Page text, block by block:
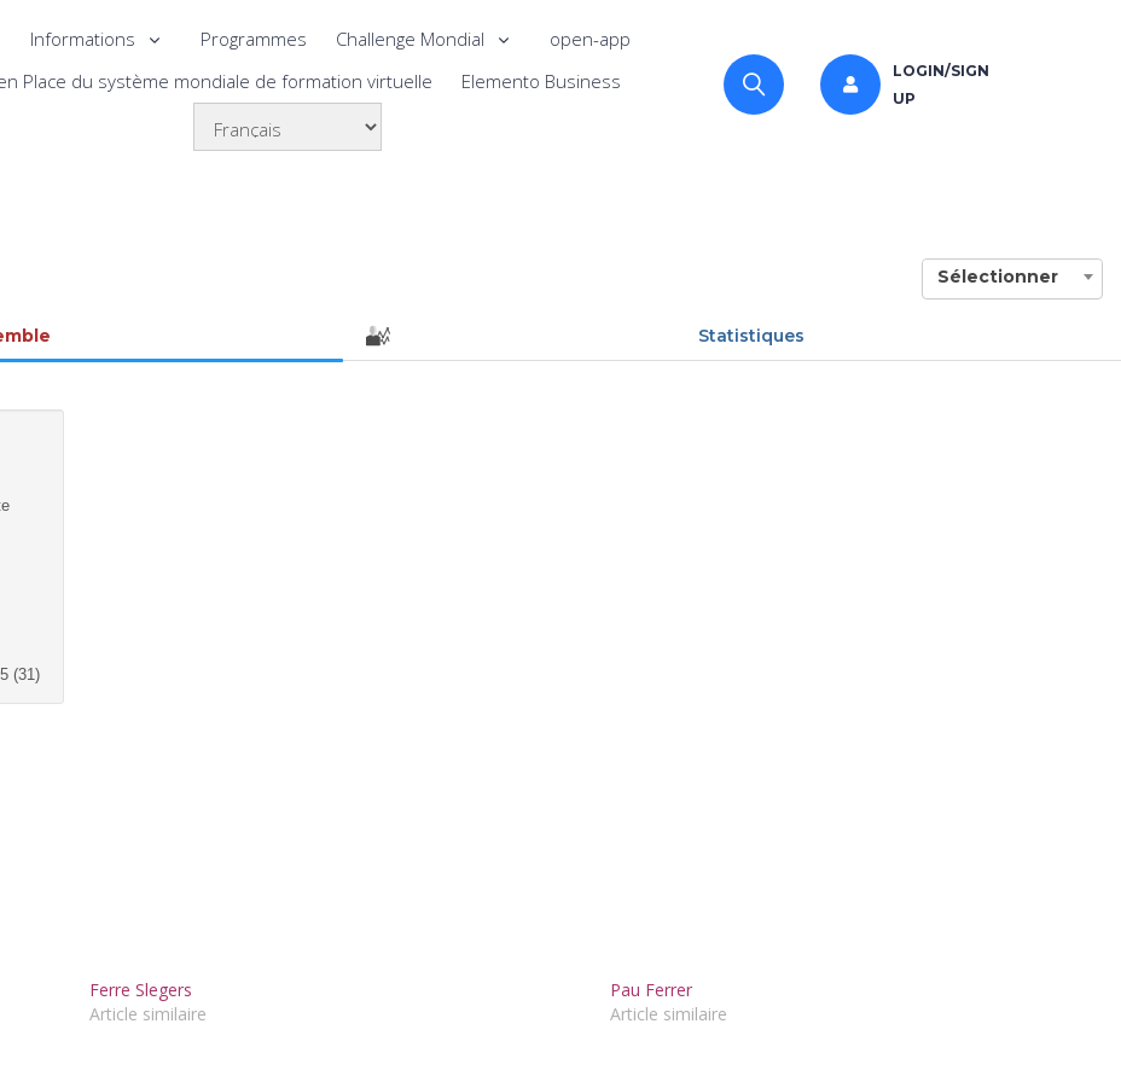
Informations Programmes Challenge Mondial
open-app
Place du système mondiale de formation virtuelle
Elemento Business
LOGIN/SIGN
UP
Sélectionner
Statistiques
(31)
Ferre Slegers
Article similaire
Pau Ferrer
Article similaire